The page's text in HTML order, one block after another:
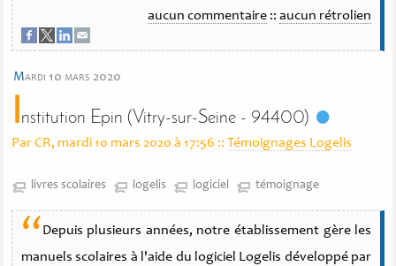
aucun commentaire :: aucun rétrolien
mardi 10 mars 2020
Institution Epin (Vitry-sur-Seine - 94400)
Par CR, mardi 10 mars 2020 à 17:56 :: Témoignages Logelis
livres scolaires logelis logiciel témoignage
“ Depuis plusieurs années, notre établissement gère les
manuels scolaires à l'aide du logiciel Logelis développé par